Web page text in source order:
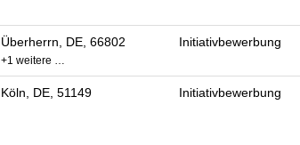
Überherrn, DE, 66802
+1 weitere …
Initiativbewerbung
Köln, DE, 51149 Initiativbewerbung